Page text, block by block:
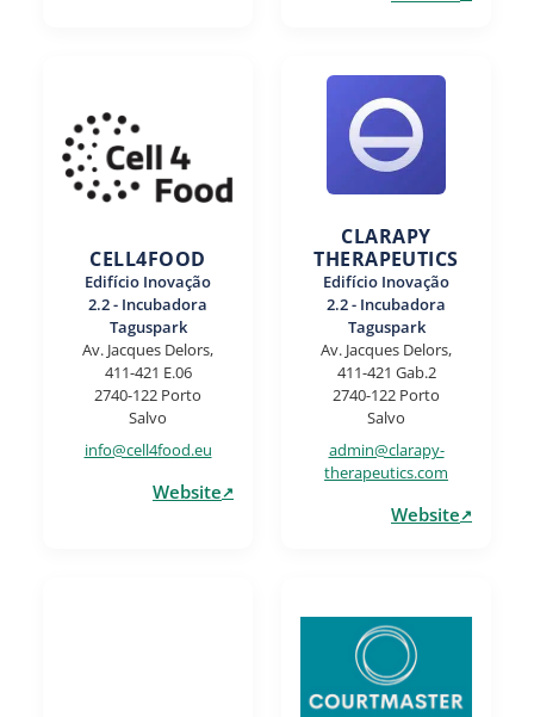
CELL4FOOD
Edifício Inovação
2.2 - Incubadora
Taguspark
Av. Jacques Delors,
411-421 E.06
2740-122 Porto
Salvo
info@cell4food.eu
Website
CLARAPY
THERAPEUTICS
Edifício Inovação
2.2 - Incubadora
Taguspark
Av. Jacques Delors,
411-421 Gab.2
2740-122 Porto
Salvo
admin@clarapy-
therapeutics.com
Website